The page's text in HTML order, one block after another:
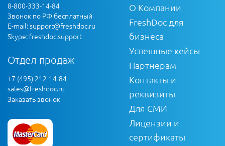
8-800-333-14-84
Звонок по РФ бесплатный
E-mail:support@freshdoc.ru
Skype: freshdoc.support
Отдел продаж
+7 (495) 212-14-84
sales@freshdoc.ru
Заказать звонок
О Компании
FreshDoc для
бизнеса
Успешные кейсы
Партнерам
Контакты и
реквизиты
Для СМИ
Лицензии и
сертификаты